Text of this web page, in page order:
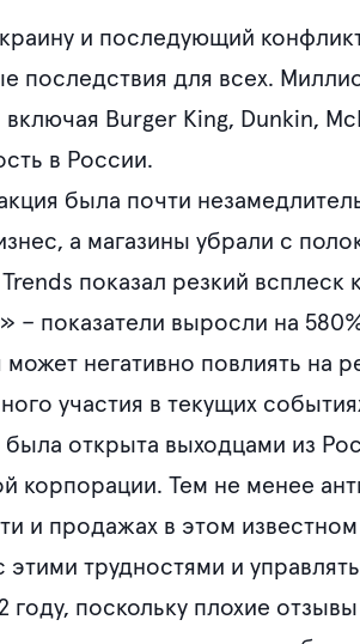
и последующий
последствия для всех.
Burger King, Dunkin,
в России.
была почти
а магазины убрали с
показал резкий всплеск
показатели выросли на
негативно повлиять на
участия в текущих
открыта выходцами из
корпорации. Тем не менее
и продажах в этом
трудностями и
поскольку плохие